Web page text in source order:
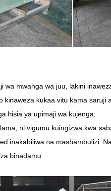
mwanga wa juu, lakini
kinaweza kukaa vitu kama
hisia ya upimaji wa kujenga;
ni vigumu kuingizwa kwa
inakabiliwa na mashambulizi.
binadamu.